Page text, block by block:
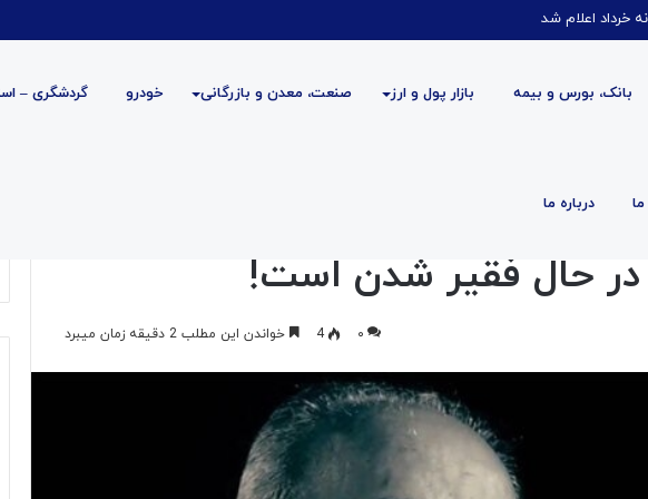
رکورد زد
بانک، بورس و بیمه بازار پول و ارز صنعت، معدن و بازرگانی خودرو گردشگری –
ما درباره ما
حال فقیر شدن است!
۰ 4 خواندن این مطلب 2 دقیقه زمان میبرد